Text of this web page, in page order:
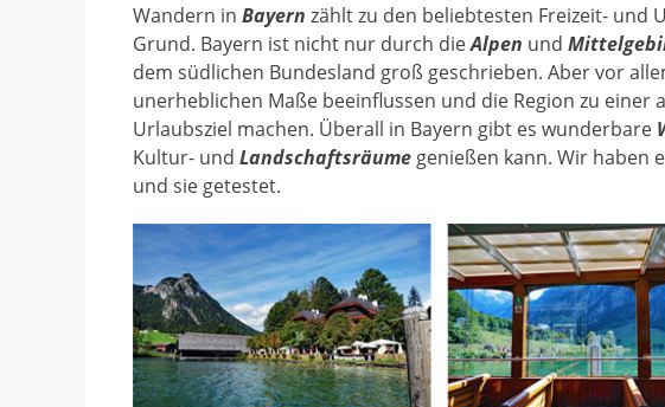
Wandern in Bayern zählt zu den beliebtesten Freizeit- und
Grund. Bayern ist nicht nur durch dieAlpen und
dem südlichen Bundesland groß geschrieben. Aber vor
unerheblichen Maße beeinflussen und die Region zu
Urlaubsziel machen. Überall in Bayern gibt es wunderbare
Kultur- und Landschaftsräume genießen kann. Wir haben
und sie getestet.